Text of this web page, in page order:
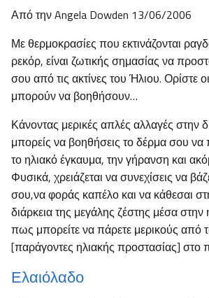
Από την Angela Dowden 13/06/2006
Με θερμοκρασίες που εκτινάζονται
ρεκόρ, είναι ζωτικής σημασίας να
σου από τις ακτίνες του Ήλιου. Ορίστε
μπορούν να βοηθήσουν…
Κάνοντας μερικές απλές αλλαγές στην
μπορείς να βοηθήσεις το δέρμα σου να
το ηλιακό έγκαυμα, την γήρανση και
Φυσικά, χρειάζεται να συνεχίσεις να
σου,να φοράς καπέλο και να κάθεσαι
διάρκεια της μεγάλης ζέστης μέσα
πως μπορείτε να πάρετε μερικούς από
[παράγοντες ηλιακής προστασίας] στο
Ελαιόλαδο